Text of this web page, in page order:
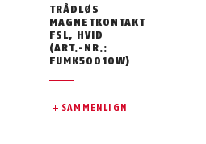
TRÅDLØS
MAGNETKONTAKT
FSL, HVID
(ART.-NR.:
FUMK50010W)
SAMMENLIGN